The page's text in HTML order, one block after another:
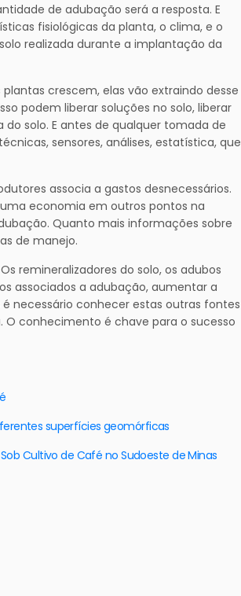
de adubação será a resposta. E
fisiológicas da planta, o clima, e o
realizada durante a implantação da
crescem, elas vão extraindo desse
podem liberar soluções no solo, liberar
solo. E antes de qualquer tomada de
sensores, análises, estatística, que
associa a gastos desnecessários.
economia em outros pontos na
Quanto mais informações sobre
de manejo.
remineralizadores do solo, os adubos
associados a adubação, aumentar a
necessário conhecer estas outras fontes
conhecimento é chave para o sucesso
superfícies geomórficas
Cultivo de Café no Sudoeste de Minas